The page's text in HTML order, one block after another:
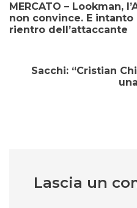
MERCATO – Lookman,
non convince. E
rientro dell’attaccante
Sacchi: “Cristian
Lascia un